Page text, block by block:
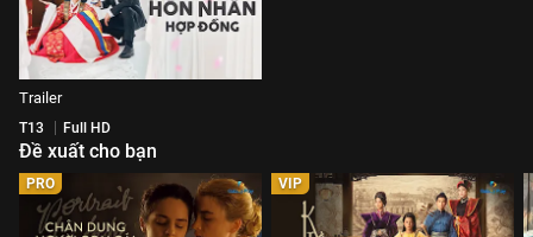
Trailer
T13 Full HD
Đề xuất cho bạn
PRO VIP